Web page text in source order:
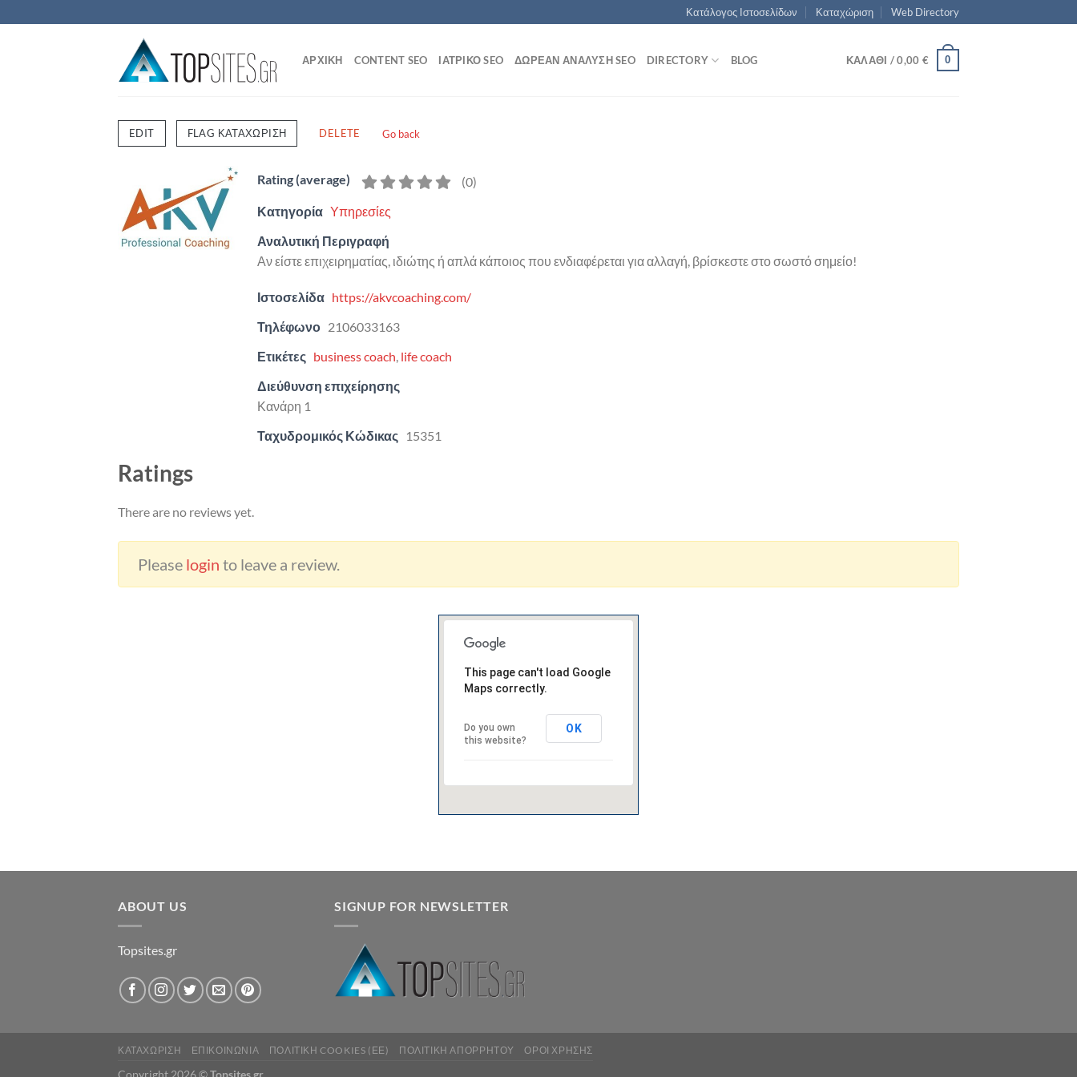
στο
Κατάλογος Ιστοσελίδων Καταχώριση Web Directory
ΑΡΧΙΚΗ CONTENT SEO ΙΑΤΡΙΚΌ SEO ΔΩΡΕΆΝ ΑΝΆΛΥΣΗ SEO DIRECTORY BLOG ΚΑΛΆΘΙ /0,00 € 0
EDIT FLAG ΚΑΤΑΧΏΡΙΣΗ DELETE Go back
Rating (average) (0)
Κατηγορία Υπηρεσίες
Αναλυτική Περιγραφή
Αν είστε επιχειρηματίας, ιδιώτης ή απλά κάποιος που ενδιαφέρεται για αλλαγή, βρίσκεστε στο σωστό σημείο!
Ιστοσελίδα https://akvcoaching.com/
Τηλέφωνο 2106033163
Ετικέτες business coach, life coach
Διεύθυνση επιχείρησης
Κανάρη 1
Ταχυδρομικός Κώδικας 15351
Ratings
There are no reviews yet.
Please login to leave a review.
This page can't load Google
Maps correctly.
Do you own
this website?
OK
ABOUT US
Topsites.gr
SIGNUP FOR NEWSLETTER
ΚΑΤΑΧΏΡΙΣΗ ΕΠΙΚΟΙΝΩΝΊΑ ΠΟΛΙΤΙΚΉ COOKIES (ΕΕ) ΠΟΛΙΤΙΚΉ ΑΠΟΡΡΉΤΟΥ ΌΡΟΙ ΧΡΉΣΗΣ
Copyright 2026 ©Topsites.gr